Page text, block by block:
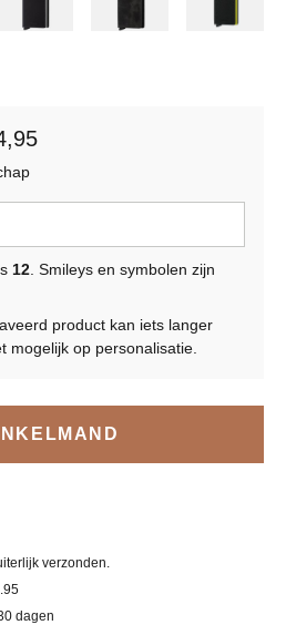
12 . Smileys en symbolen zijn
product kan iets langer
mogelijk op personalisatie.
verzonden.
dagen